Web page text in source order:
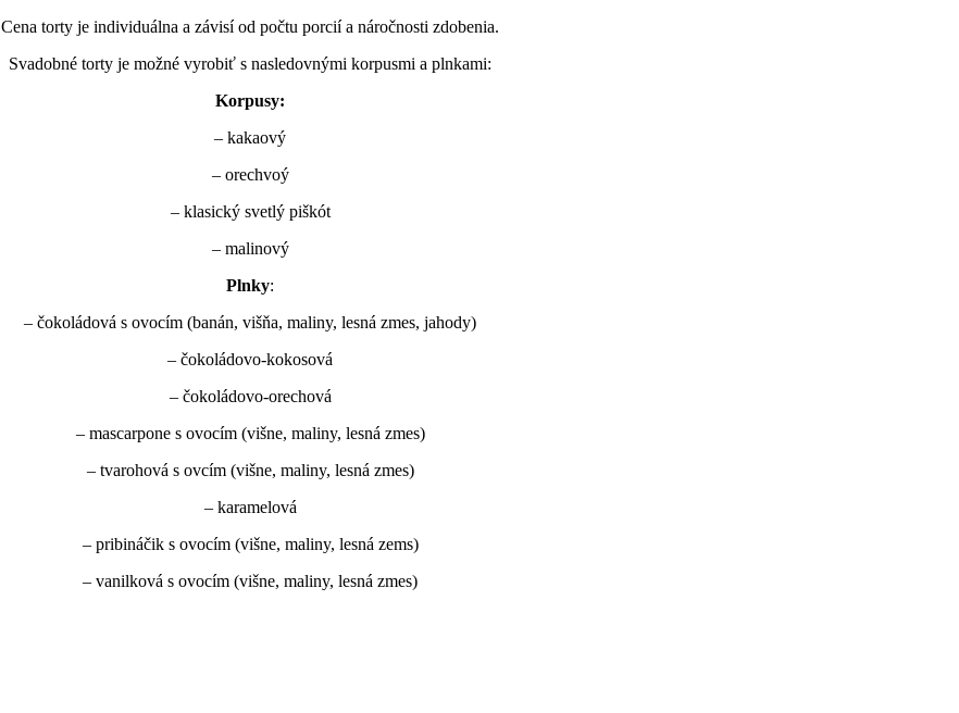
Cena torty je individuálna a závisí od počtu porcií a náročnosti zdobenia.
Svadobné torty je možné vyrobiť s nasledovnými korpusmi a plnkami:
Korpusy:
– kakaový
– orechvoý
– klasický svetlý piškót
– malinový
Plnky:
– čokoládová s ovocím (banán, višňa, maliny, lesná zmes, jahody)
– čokoládovo-kokosová
– čokoládovo-orechová
– mascarpone s ovocím (višne, maliny, lesná zmes)
– tvarohová s ovcím (višne, maliny, lesná zmes)
– karamelová
– pribináčik s ovocím (višne, maliny, lesná zems)
– vanilková s ovocím (višne, maliny, lesná zmes)